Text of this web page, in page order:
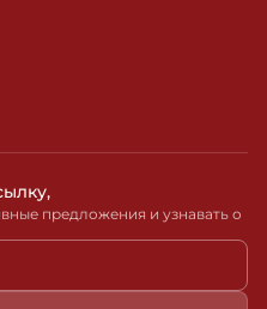
предложения и узнавать о